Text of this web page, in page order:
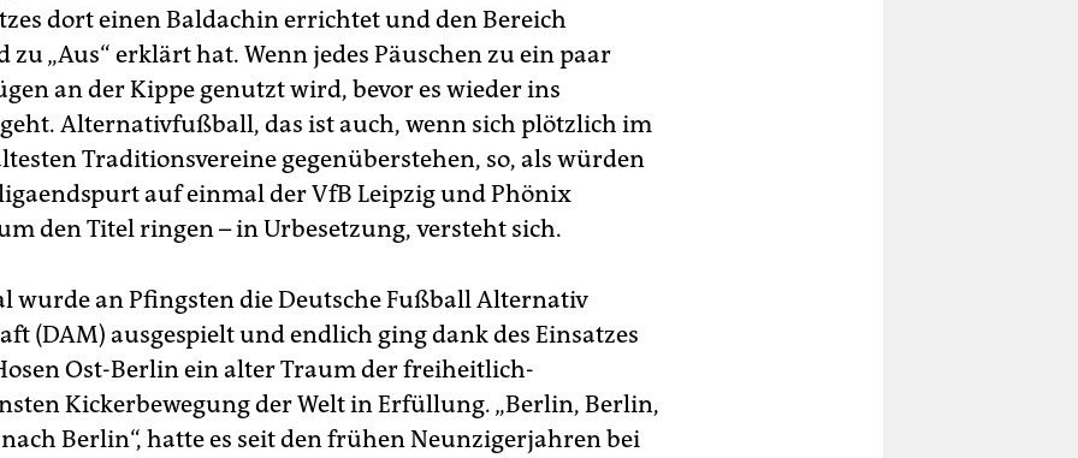
dort einen Baldachin errichtet und den Bereich
„Aus“ erklärt hat. Wenn jedes Päuschen zu ein paar
an der Kippe genutzt wird, bevor es wieder ins
Alternativfußball, das ist auch, wenn sich plötzlich im
Traditionsvereine gegenüberstehen, so, als würden
auf einmal der VfB Leipzig und Phönix
den Titel ringen – in Urbesetzung, versteht sich.
wurde an Pfingsten die Deutsche Fußball Alternativ
(DAM) ausgespielt und endlich ging dank des Einsatzes
Ost-Berlin ein alter Traum der freiheitlich-
Kickerbewegung der Welt in Erfüllung. „Berlin, Berlin,
Berlin“, hatte es seit den frühen Neunzigerjahren bei